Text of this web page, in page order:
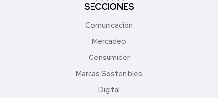
SECCIONES
Comunicación
Mercadeo
Consumidor
Marcas Sostenibles
Digital